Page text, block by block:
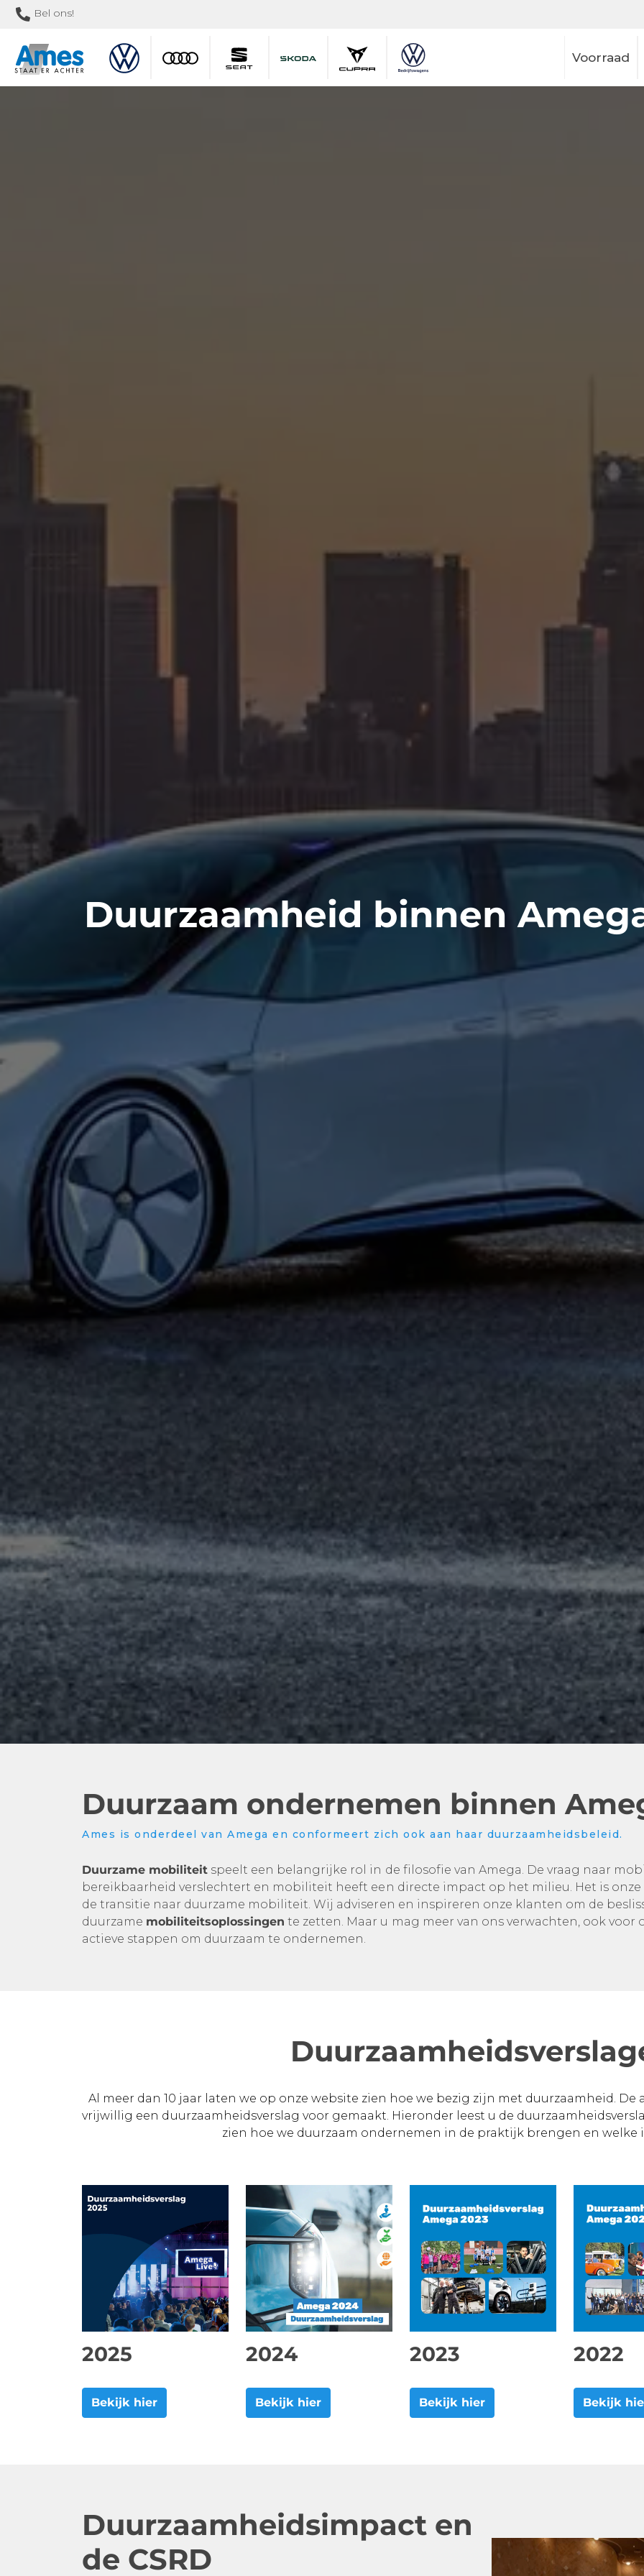
Bel ons!
Voorraad
Duurzaamheid binnen
Duurzaam ondernemen binnen
Ames is onderdeel van Amega en conformeert zich ook aan haar duurzaamheidsbeleid.
Duurzame mobiliteit speelt een belangrijke rol in de filosofie van Amega. De vraag naar
bereikbaarheid verslechtert en mobiliteit heeft een directe impact op het milieu. Het is
de transitie naar duurzame mobiliteit. Wij adviseren en inspireren onze klanten om de
duurzame mobiliteitsoplossingen te zetten. Maar u mag meer van ons verwachten, ook
actieve stappen om duurzaam te ondernemen.
Al meer dan 10 jaar laten we op onze website zien hoe we bezig zijn met duurzaamheid.
vrijwillig een duurzaamheidsverslag voor gemaakt. Hieronder leest u de
zien hoe we duurzaam ondernemen in de praktijk brengen en welke
2025
Bekijk hier
2024
Bekijk hier
2023
Bekijk hier
2022
Bekijk
Duurzaamheidsimpact en
de CSRD